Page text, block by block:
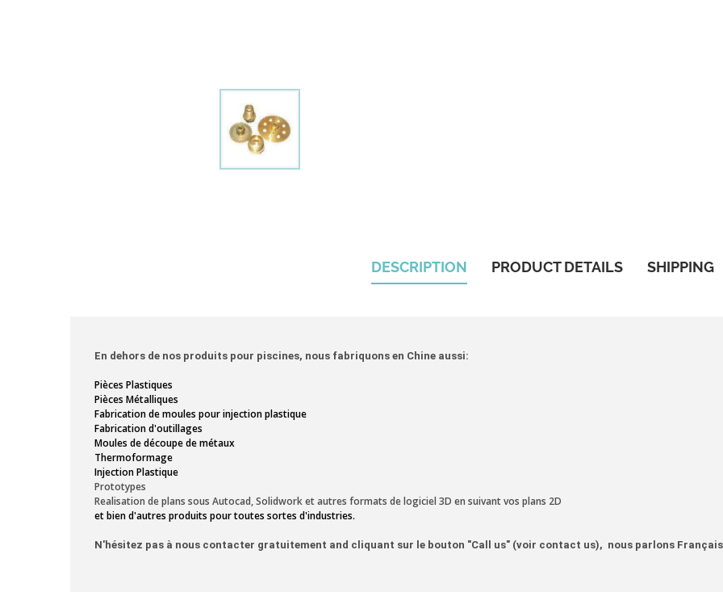
DESCRIPTION PRODUCT DETAILS SHIPPING
En dehors de nos produits pour piscines, nous fabriquons en Chine aussi:
Pièces Plastiques
Pièces Métalliques
Fabrication de moules pour injection plastique
Fabrication d'outillages
Moules de découpe de métaux
Thermoformage
Injection Plastique
Prototypes
Realisation de plans sous Autocad, Solidwork et autres formats de logiciel 3D en suivant vos plans 2D
et bien d'autres produits pour toutes sortes d'industries.
N'hésitez pas à nous contacter gratuitement and cliquant sur le bouton "Call us" (voir contact us), nous parlons